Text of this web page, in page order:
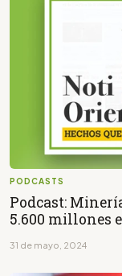
PODCASTS
Podcast:
5.600 millones
31 de mayo, 2024